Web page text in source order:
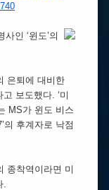
인 ‘윈도’의
은퇴에 대비한
보도했다. ‘미
MS가 윈도 비스
의 후계자로 낙점
종착역이라면 미
.